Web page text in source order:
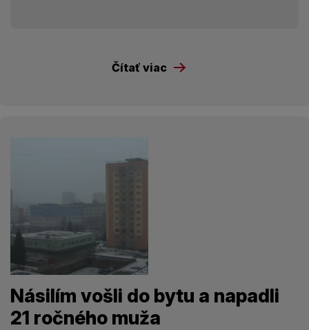
Čítať viac
Násilím vošli do bytu a napadli
21 ročného muža